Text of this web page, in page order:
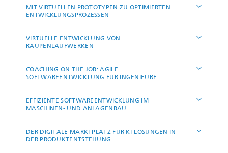
MIT VIRTUELLEN PROTOTYPEN ZU OPTIMIERTEN
ENTWICKLUNGSPROZESSEN
VIRTUELLE ENTWICKLUNG VON
RAUPENLAUFWERKEN
COACHING ON THE JOB: AGILE
SOFTWAREENTWICKLUNG FÜR INGENIEURE
EFFIZIENTE SOFTWAREENTWICKLUNG IM
MASCHINEN- UND ANLAGENBAU
DER DIGITALE MARKTPLATZ FÜR KI-LÖSUNGEN IN
DER PRODUKTENTSTEHUNG